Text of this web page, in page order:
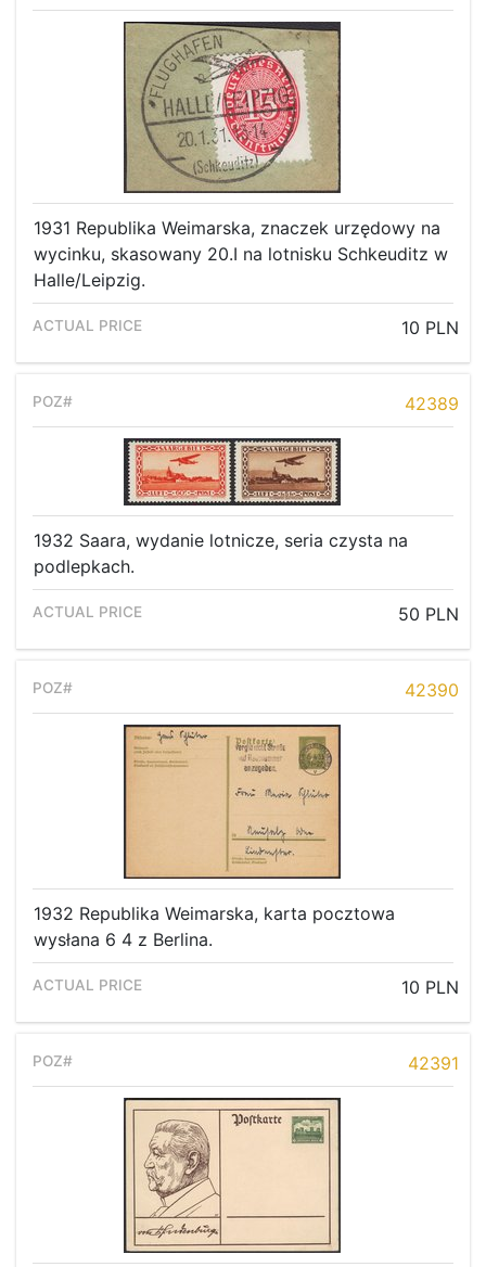
1931 Republika Weimarska, znaczek urzędowy na
wycinku, skasowany 20.I na lotnisku Schkeuditz w
Halle/Leipzig.
10 PLN
42389
1932 Saara, wydanie lotnicze, seria czysta na
podlepkach.
50 PLN
42390
1932 Republika Weimarska, karta pocztowa
wysłana 6 4 z Berlina.
10 PLN
42391